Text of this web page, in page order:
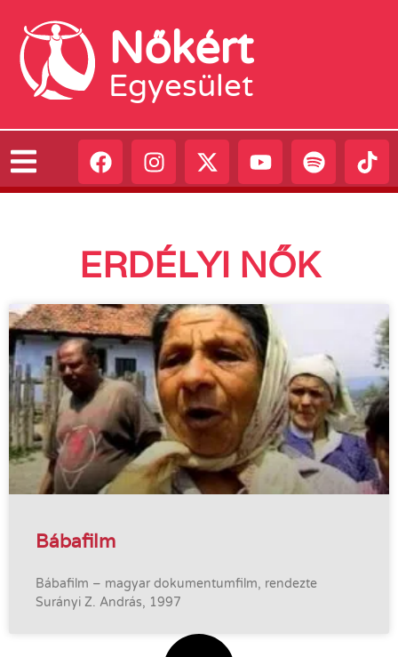
Nőkért
Egyesület
ERDÉLYI NŐK
Bábafilm
Bábafilm – magyar dokumentumfilm, rendezte
Surányi Z. András, 1997